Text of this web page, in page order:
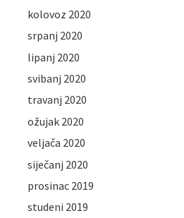
kolovoz 2020
srpanj 2020
lipanj 2020
svibanj 2020
travanj 2020
ožujak 2020
veljača 2020
siječanj 2020
prosinac 2019
studeni 2019